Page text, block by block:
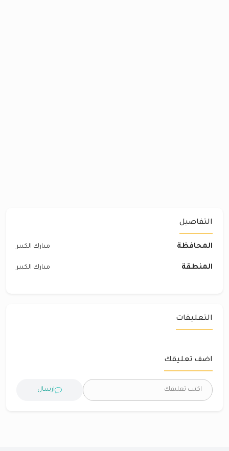
التفاصيل
المحافظة مبارك الكبير
المنطقة مبارك الكبير
التعليقات
اضف تعليقك
ارسال